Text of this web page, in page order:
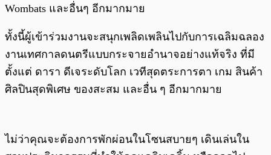
Wombats และอื่นๆ อีกมากมาย
ทั้งนี้ผู้เข้าร่วมงานจะสนุกเพลิดเพลินไปกับการเฉลิมฉลอง
งานเทศกาลดนตรีแบบกระจายอำนาจอย่างแท้จริง ที่มี
ตั้งแต่ ดารา ดีเจระดับโลก เวทีสุดตระการตา เกม สินค้า
ศิลปินสุดพิเศษ ของสะสม และอื่น ๆ อีกมากมาย
ไม่ว่าคุณจะต้องการพักผ่อนในโซนสบายๆ เดินเล่นใน